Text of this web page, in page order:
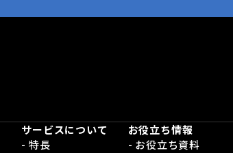
サービスについて
- 特長
お役立ち情報
- お役立ち資料